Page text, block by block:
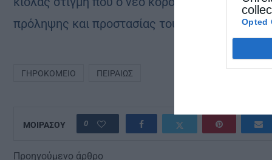
Opted
πρόληψης και προστασίας του ιδρύματος.
ΓΗΡΟΚΟΜΕΊΟ ΠΕΙΡΑΙΏΣ
ΜΟΙΡΑΣΟΥ 0
Προηγούμενο άρθρο